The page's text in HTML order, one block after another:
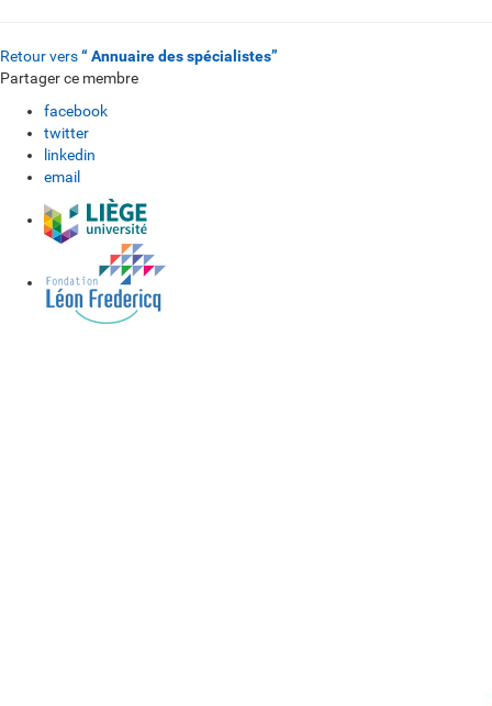
Retour vers“ Annuaire des spécialistes”
Partager ce membre
facebook
twitter
linkedin
email